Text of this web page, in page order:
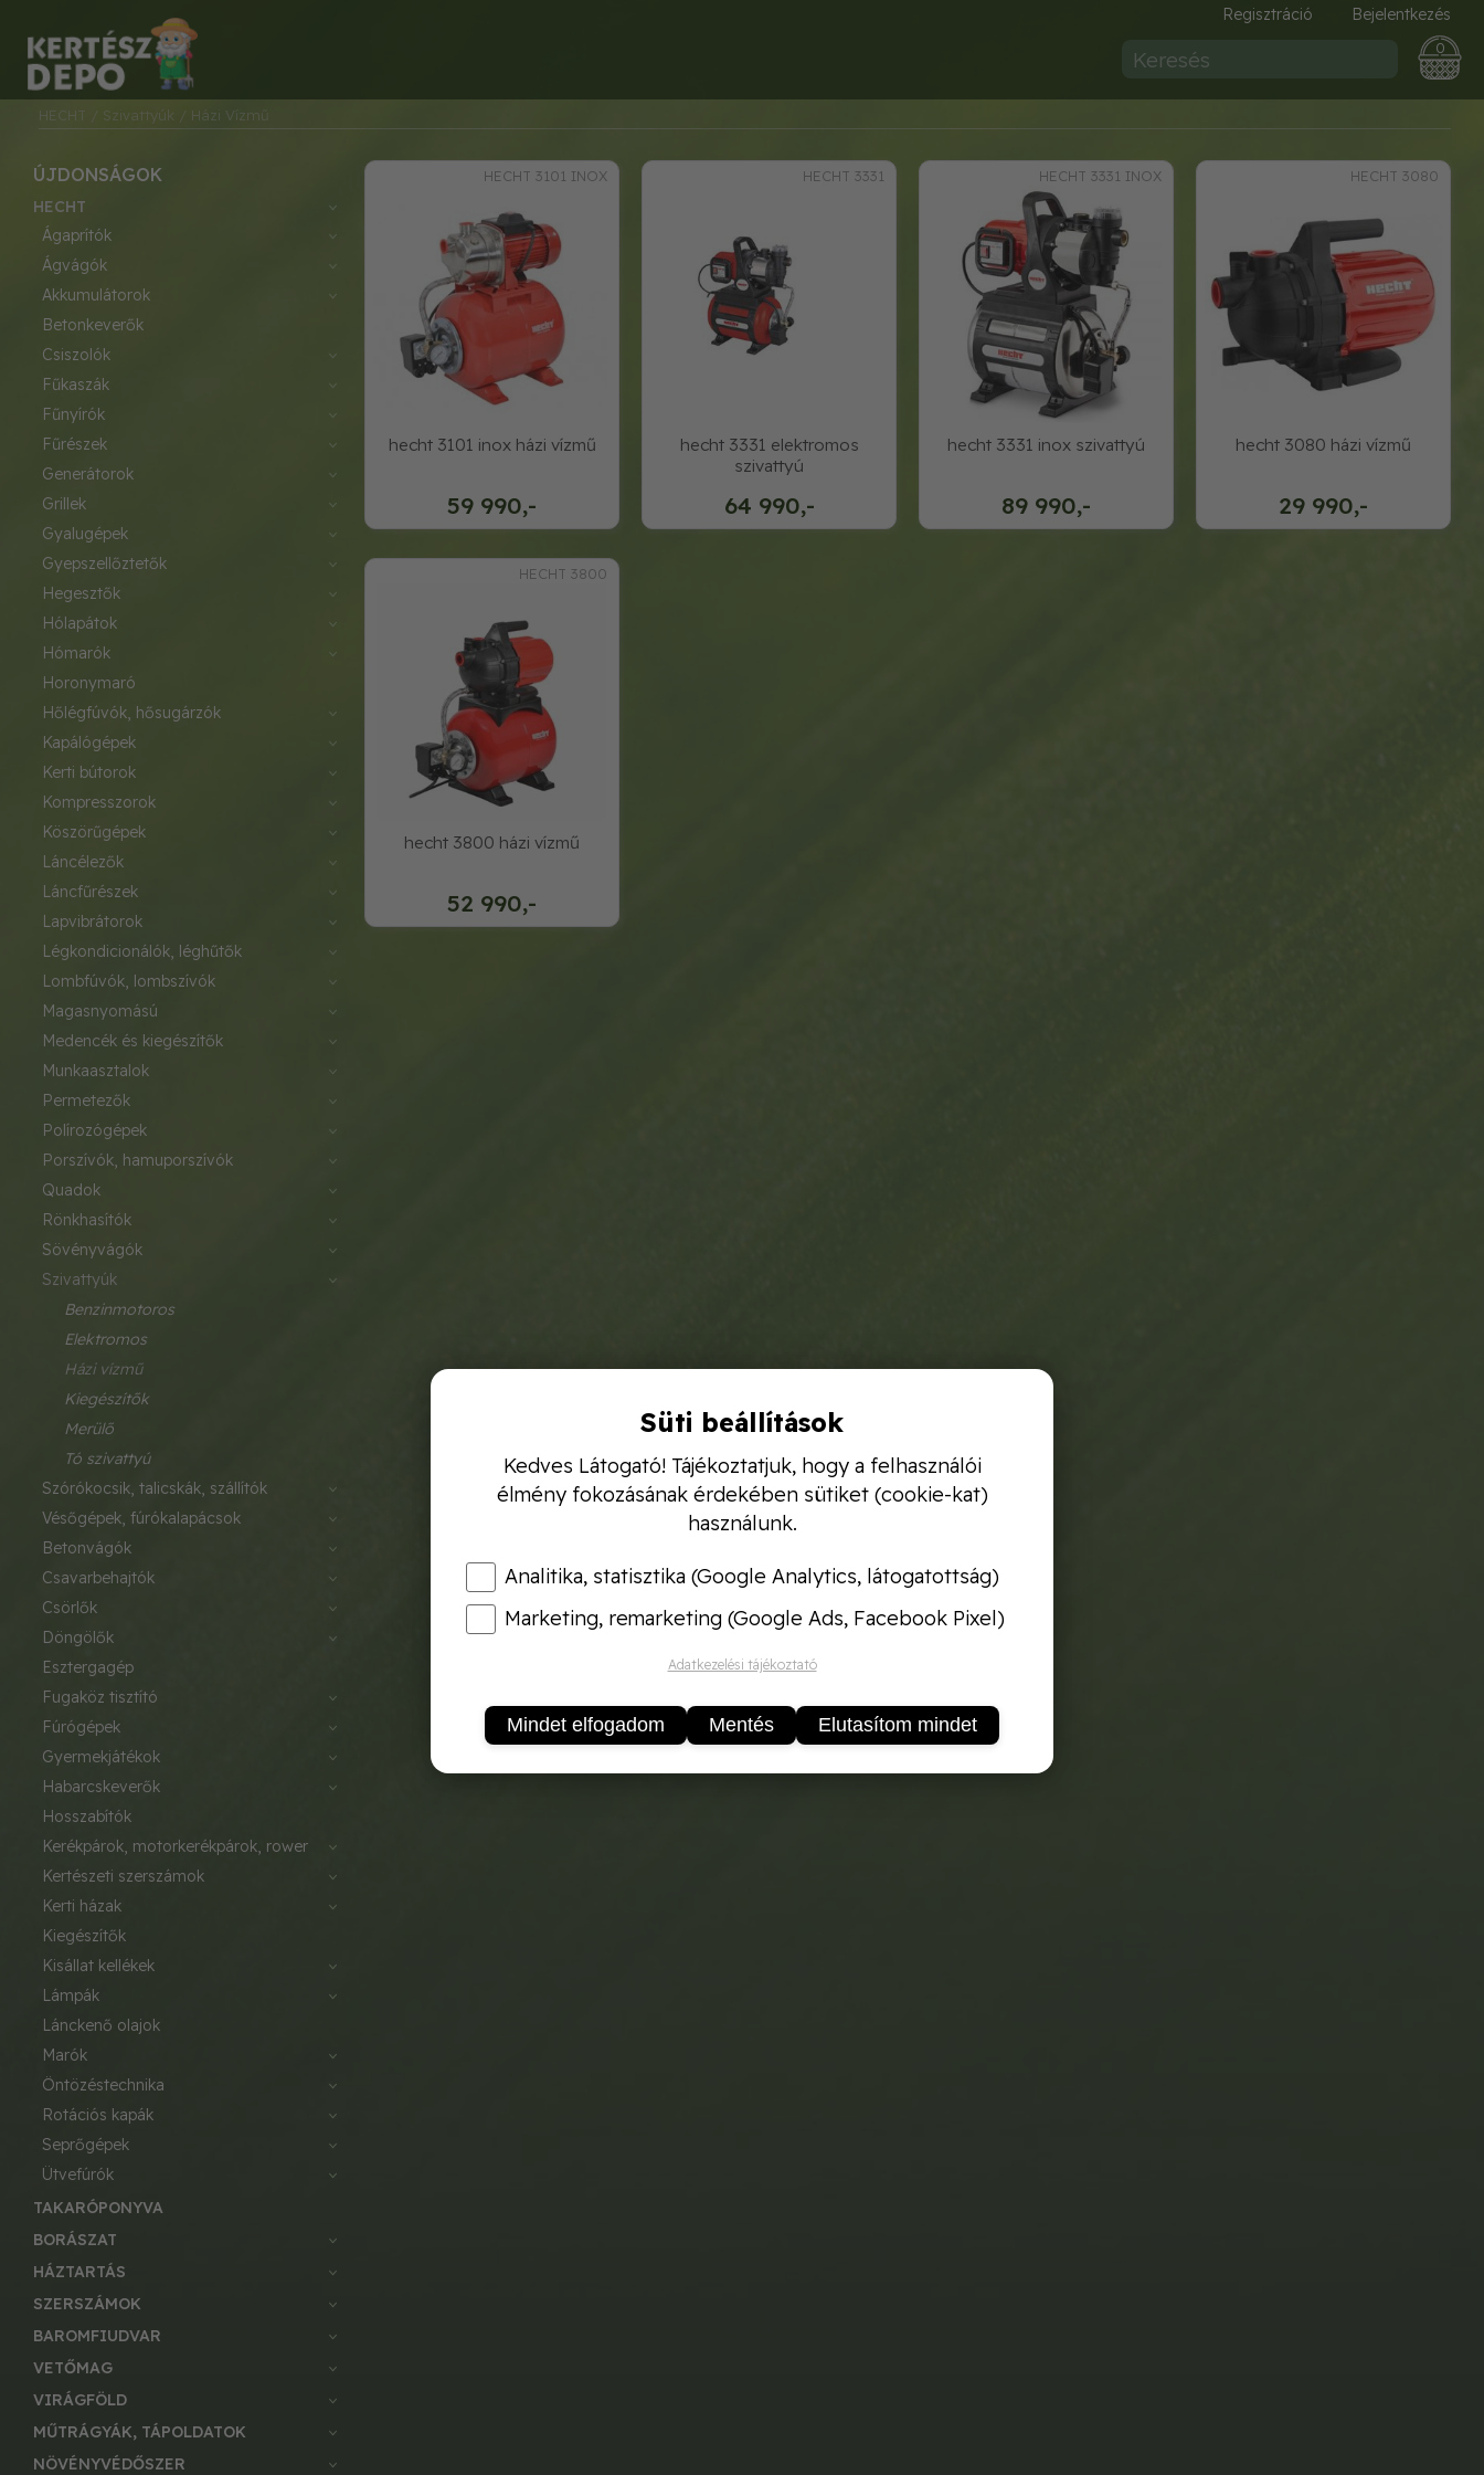
Regisztráció Bejelentkezés
0
HECHT / Szivattyúk / Házi Vízmű
HECHT 3101 INOX
59 990,-
hecht 3101 inox házi vízmű
HECHT 3331
64 990,-
hecht 3331 elektromos
szivattyú
HECHT 3331 INOX
89 990,-
hecht 3331 inox szivattyú
HECHT 3080
29 990,-
hecht 3080 házi vízmű
HECHT 3800
52 990,-
hecht 3800 házi vízmű
ÚJDONSÁGOK
HECHT
ágaprítók
ágvágók
akkumulátorok
betonkeverők
csiszolók
fűkaszák
fűnyírók
fűrészek
generátorok
grillek
gyalugépek
gyepszellőztetők
hegesztők
hólapátok
hómarók
horonymaró
hőlégfúvók, hősugárzók
kapálógépek
kerti bútorok
kompresszorok
köszörűgépek
láncélezők
láncfűrészek
lapvibrátorok
légkondicionálók, léghűtők
lombfúvók, lombszívók
magasnyomású
medencék és kiegészítők
munkaasztalok
permetezők
polírozógépek
porszívók, hamuporszívók
quadok
rönkhasítók
sövényvágók
szivattyúk
benzinmotoros
elektromos
házi vízmű
kiegészítők
merülő
tó szivattyú
szórókocsik, talicskák, szállítók
vésőgépek, fúrókalapácsok
betonvágók
csavarbehajtók
csörlők
döngölők
esztergagép
fugaköz tisztító
fúrógépek
gyermekjátékok
habarcskeverők
hosszabítók
kerékpárok, motorkerékpárok, rower
kertészeti szerszámok
kerti házak
kiegészítők
kisállat kellékek
lámpák
lánckenő olajok
marók
öntözéstechnika
rotációs kapák
seprőgépek
ütvefúrók
TAKARÓPONYVA
BORÁSZAT
HÁZTARTÁS
SZERSZÁMOK
BAROMFIUDVAR
VETŐMAG
VIRÁGFÖLD
MŰTRÁGYÁK, TÁPOLDATOK
NÖVÉNYVÉDŐSZER
Süti beállítások
Kedves Látogató! Tájékoztatjuk, hogy a felhasználói
élmény fokozásának érdekében sütiket (cookie-kat)
használunk.
Analitika, statisztika (Google Analytics, látogatottság)
Marketing, remarketing (Google Ads, Facebook Pixel)
Adatkezelési tájékoztató
Mindet elfogadom Mentés Elutasítom mindet